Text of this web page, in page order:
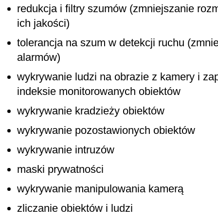
redukcja i filtry szumów (zmniejszanie
ich jakości)
tolerancja na szum w detekcji ruchu
alarmów)
wykrywanie ludzi na obrazie z kamery i
indeksie monitorowanych obiektów
wykrywanie kradzieży obiektów
wykrywanie pozostawionych obiektów
wykrywanie intruzów
maski prywatności
wykrywanie manipulowania kamerą
zliczanie obiektów i ludzi